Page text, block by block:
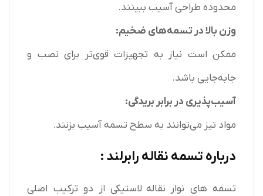
محدوده طراحی آسیب ببینند.
وزن بالا در تسمه‌های ضخیم:
ممکن است نیاز به تجهیزات قوی‌تر برای نصب و
جابه‌جایی باشد.
آسیب‌پذیری در برابر بریدگی:
مواد تیز می‌توانند به سطح تسمه آسیب بزنند.
درباره تسمه نقاله رابرلند :
تسمه های نوار نقاله لاستیکی از دو ترکیب اصلی